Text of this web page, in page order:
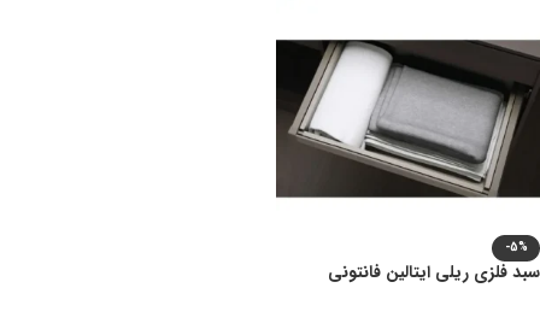
-5%
سبد فلزی ریلی ایتالین فانتونی